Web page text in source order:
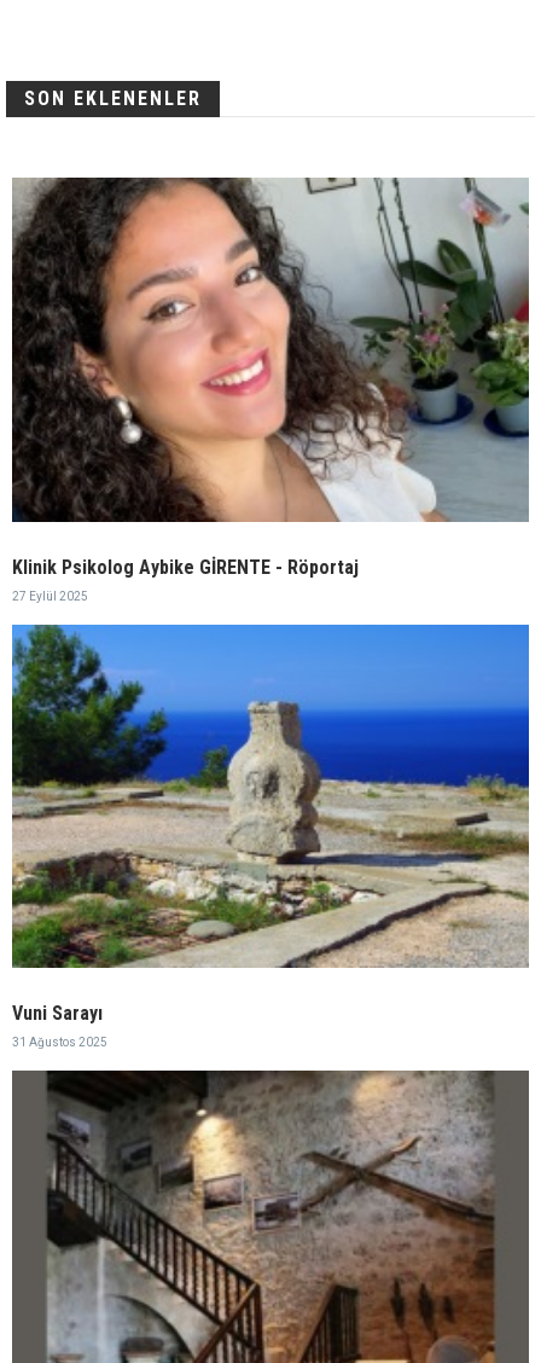
SON EKLENENLER
Klinik Psikolog Aybike GİRENTE - Röportaj
27 Eylül 2025
Vuni Sarayı
31 Ağustos 2025